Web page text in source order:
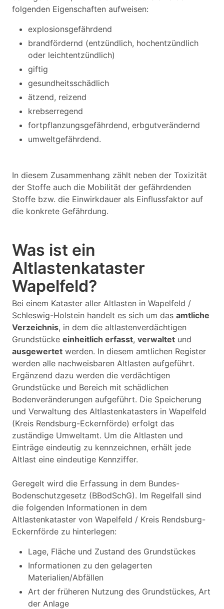
folgenden Eigenschaften aufweisen:
explosionsgefährdend
brandfördernd (entzündlich, hochentzündlich
oder leichtentzündlich)
giftig
gesundheitsschädlich
ätzend, reizend
krebserregend
fortpflanzungsgefährdend, erbgutverändernd
umweltgefährdend.
In diesem Zusammenhang zählt neben der Toxizität
der Stoffe auch die Mobilität der gefährdenden
Stoffe bzw. die Einwirkdauer als Einflussfaktor auf
die konkrete Gefährdung.
Was ist ein
Altlastenkataster
Wapelfeld?
Bei einem Kataster aller Altlasten in Wapelfeld /
Schleswig-Holstein handelt es sich um das amtliche
Verzeichnis, in dem die altlastenverdächtigen
Grundstücke einheitlich erfasst, verwaltet und
ausgewertet werden. In diesem amtlichen Register
werden alle nachweisbaren Altlasten aufgeführt.
Ergänzend dazu werden die verdächtigen
Grundstücke und Bereich mit schädlichen
Bodenveränderungen aufgeführt. Die Speicherung
und Verwaltung des Altlastenkatasters in Wapelfeld
(Kreis Rendsburg-Eckernförde) erfolgt das
zuständige Umweltamt. Um die Altlasten und
Einträge eindeutig zu kennzeichnen, erhält jede
Altlast eine eindeutige Kennziffer.
Geregelt wird die Erfassung in dem Bundes-
Bodenschutzgesetz (BBodSchG). Im Regelfall sind
die folgenden Informationen in dem
Altlastenkataster von Wapelfeld / Kreis Rendsburg-
Eckernförde zu hinterlegen:
Lage, Fläche und Zustand des Grundstückes
Informationen zu den gelagerten
Materialien/Abfällen
Art der früheren Nutzung des Grundstückes, Art
der Anlage